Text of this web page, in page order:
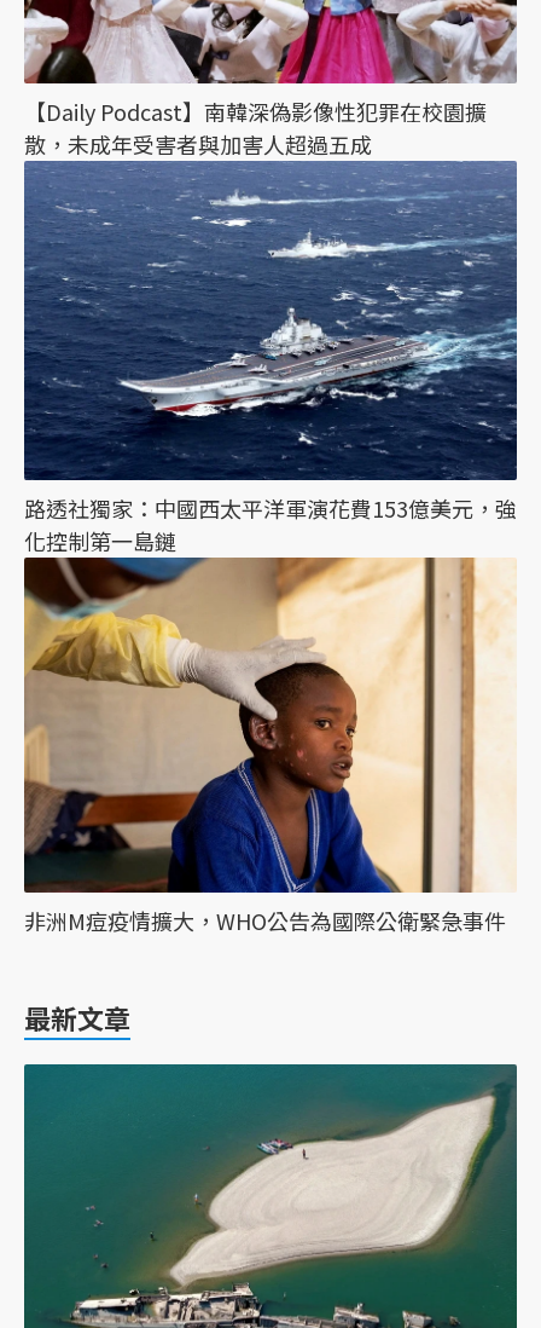
【Daily Podcast】南韓深偽影像性犯罪在校園擴
散，未成年受害者與加害人超過五成
路透社獨家：中國西太平洋軍演花費153億美元，強
化控制第一島鏈
非洲M痘疫情擴大，WHO公告為國際公衛緊急事件
最新文章